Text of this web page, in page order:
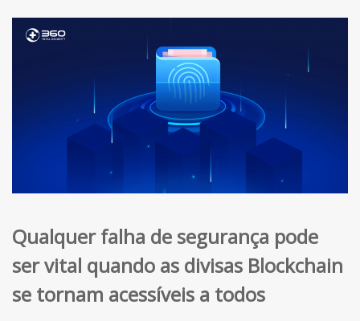
Qualquer falha de segurança pode
ser vital quando as divisas Blockchain
se tornam acessíveis a todos